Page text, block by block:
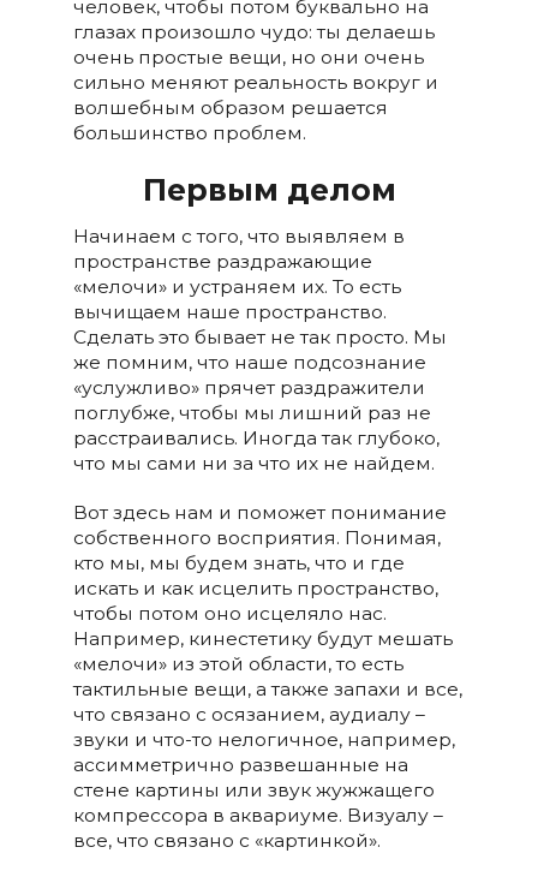
человек, чтобы потом буквально на
глазах произошло чудо: ты делаешь
очень простые вещи, но они очень
сильно меняют реальность вокруг и
волшебным образом решается
большинство проблем.
Первым делом
Начинаем с того, что выявляем в
пространстве раздражающие
«мелочи» и устраняем их. То есть
вычищаем наше пространство.
Сделать это бывает не так просто. Мы
же помним, что наше подсознание
«услужливо» прячет раздражители
поглубже, чтобы мы лишний раз не
расстраивались. Иногда так глубоко,
что мы сами ни за что их не найдем.
Вот здесь нам и поможет понимание
собственного восприятия. Понимая,
кто мы, мы будем знать, что и где
искать и как исцелить пространство,
чтобы потом оно исцеляло нас.
Например, кинестетику будут мешать
«мелочи» из этой области, то есть
тактильные вещи, а также запахи и все,
что связано с осязанием, аудиалу –
звуки и что-то нелогичное, например,
ассимметрично развешанные на
стене картины или звук жужжащего
компрессора в аквариуме. Визуалу –
все, что связано с «картинкой».